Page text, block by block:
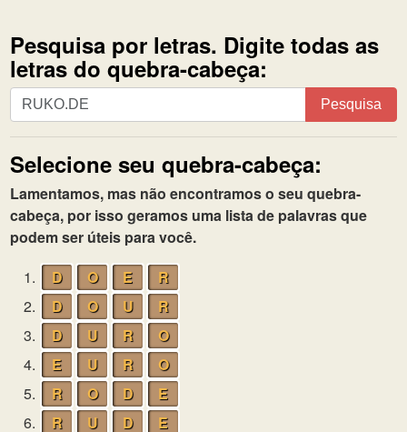
Pesquisa por letras. Digite todas as
letras do quebra-cabeça:
Pesquisa
por
letras.
Digite
todas
as
letras
do
quebra-
cabeça:
Pesquisa
Selecione seu quebra-cabeça:
Lamentamos, mas não encontramos o seu quebra-
cabeça, por isso geramos uma lista de palavras que
podem ser úteis para você.
1.
D O E
R
2.
D O U
R
3.
D U R
O
4.
E U R
O
5.
R O D
E
6.
R U D
E